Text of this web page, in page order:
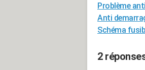
Problème
Anti
Schéma
2